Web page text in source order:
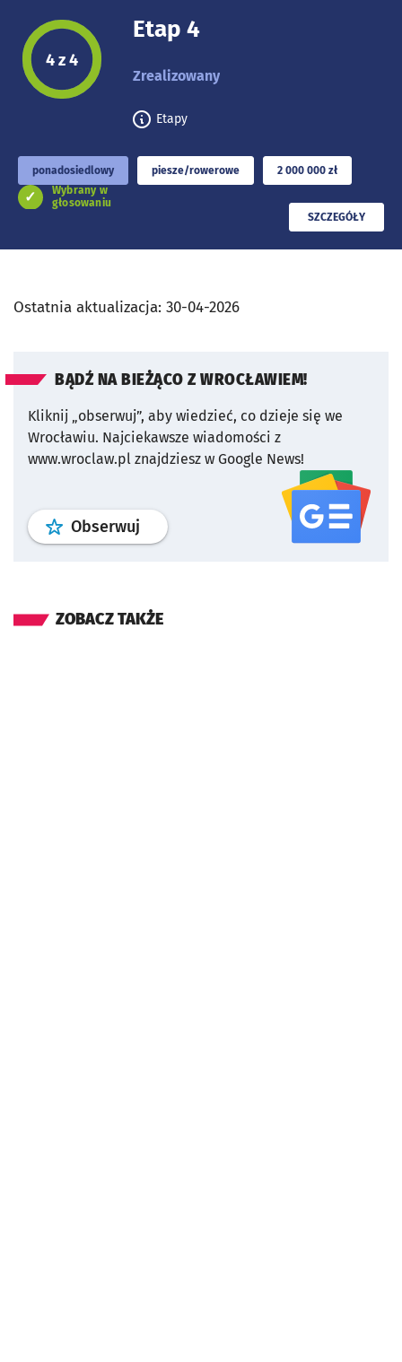
Etap projektu:
4 z 4
Etap 4
Zrealizowany
Etapy
Wybrany w
głosowaniu
ponadosiedlowy piesze/rowerowe 2 000 000 zł
PRZECZYTAJ
SZCZEGÓŁY
Ostatnia aktualizacja: 30-04-2026
BĄDŹ NA BIEŻĄCO Z WROCŁAWIEM!
Kliknij „obserwuj”, aby wiedzieć, co dzieje się we
Wrocławiu. Najciekawsze wiadomości z
www.wroclaw.pl znajdziesz w Google News!
Obserwuj profil serwisu
ZOBACZ TAKŻE